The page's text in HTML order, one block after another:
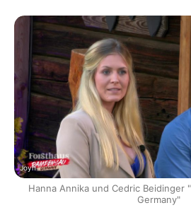
Joyn
Hanna Annika und Cedric Beidinger
Germany"